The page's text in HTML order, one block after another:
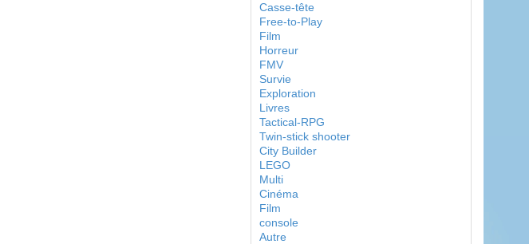
Casse-tête
Free-to-Play
Film
Horreur
FMV
Survie
Exploration
Livres
Tactical-RPG
Twin-stick shooter
City Builder
LEGO
Multi
Cinéma
Film
console
Autre